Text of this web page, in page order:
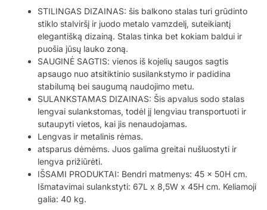
STILINGAS DIZAINAS: šis balkono stalas turi grūdinto
stiklo stalviršį ir juodo metalo vamzdelį, suteikiantį
elegantišką dizainą. Stalas tinka bet kokiam baldui ir
puošia jūsų lauko zoną.
SAUGINĖ SAGTIS: vienos iš kojelių saugos sagtis
apsaugo nuo atsitiktinio susilankstymo ir padidina
stabilumą bei saugumą naudojimo metu.
SULANKSTAMAS DIZAINAS: Šis apvalus sodo stalas
lengvai sulankstomas, todėl jį lengviau transportuoti ir
sutaupyti vietos, kai jis nenaudojamas.
Lengvas ir metalinis rėmas.
atsparus dėmėms. Juos galima greitai nušluostyti ir
lengva prižiūrėti.
IŠSAMI PRODUKTAI: Bendri matmenys: 45 x 50H cm.
Išmatavimai sulankstyti: 67L x 8,5W x 45H cm. Keliamoji
galia: 40 kg.